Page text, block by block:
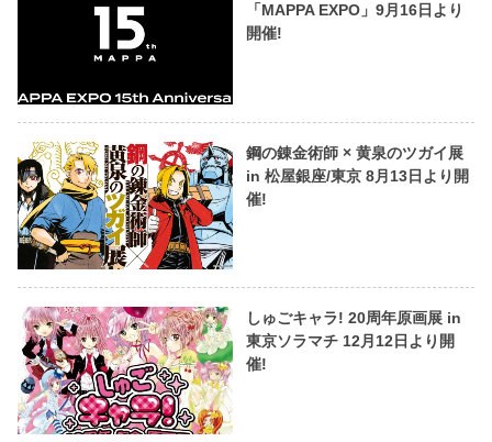
「MAPPA EXPO」9月16日より
開催!
鋼の錬金術師 × 黄泉のツガイ展
in 松屋銀座/東京 8月13日より開
催!
しゅごキャラ! 20周年原画展 in
東京ソラマチ 12月12日より開
催!